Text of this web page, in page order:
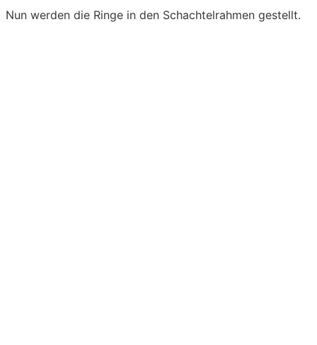
Nun werden die Ringe in den Schachtelrahmen gestellt.